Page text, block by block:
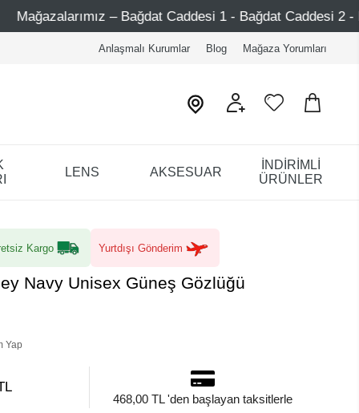
Bağdat Caddesi 1 - Bağdat Caddesi 2 - Nişantaşı – Etiler
Anlaşmalı Kurumlar Blog Mağaza Yorumları
LENS AKSESUAR
İNDİRİMLİ
ÜRÜNLER
Kargo Yurtdışı Gönderim
Navy Unisex Güneş Gözlüğü
Yap
468,00 TL 'den başlayan taksitlerle